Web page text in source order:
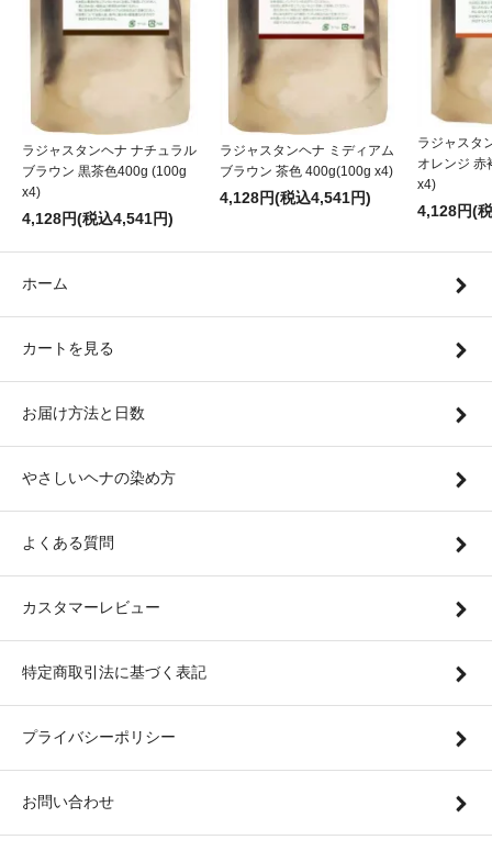
ラジャスタンヘナ ナチュラル
ブラウン 黒茶色400g (100g
x4)
4,128円(税込4,541円)
ラジャスタンヘナ ミディアム
ブラウン 茶色 400g(100g x4)
4,128円(税込4,541円)
ラジャスタ
オレンジ
x4)
4,128円(
ホーム
カートを見る
お届け方法と日数
やさしいヘナの染め方
よくある質問
カスタマーレビュー
特定商取引法に基づく表記
プライバシーポリシー
お問い合わせ